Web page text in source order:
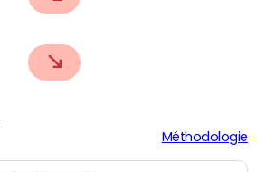
Méthodologie